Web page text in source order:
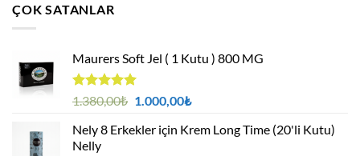
ÇOK SATANLAR
Maurers Soft Jel ( 1 Kutu ) 800 MG
5 üzerinden
oy
aldı
1.380,00₺ Orijinal
1.380,00₺.
1.000,00₺Şu
fiyat:
Nely 8 Erkekler için Krem Long Time (20'li Kutu)
Nelly